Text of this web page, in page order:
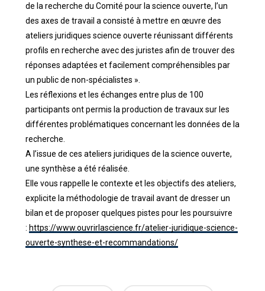
de la recherche du Comité pour la science ouverte, l’un
des axes de travail a consisté à mettre en œuvre des
ateliers juridiques science ouverte réunissant différents
profils en recherche avec des juristes afin de trouver des
réponses adaptées et facilement compréhensibles par
un public de non-spécialistes ».
Les réflexions et les échanges entre plus de 100
participants ont permis la production de travaux sur les
différentes problématiques concernant les données de la
recherche.
A l’issue de ces ateliers juridiques de la science ouverte,
une synthèse a été réalisée.
Elle vous rappelle le contexte et les objectifs des ateliers,
explicite la méthodologie de travail avant de dresser un
bilan et de proposer quelques pistes pour les poursuivre
: https://www.ouvrirlascience.fr/atelier-juridique-science-
ouverte-synthese-et-recommandations/